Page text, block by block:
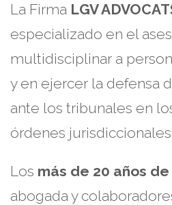
La Firma LGV
especializado en el
multidisciplinar a
y en ejercer la defensa
ante los tribunales en
órdenes
Los más de 20 años
abogada y